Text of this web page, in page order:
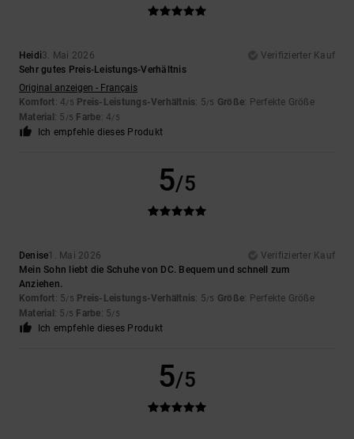
Heidi3. Mai 2026
Verifizierter Kauf
Sehr gutes Preis-Leistungs-Verhältnis
Original anzeigen - Français
Komfort: 4/5 Preis-Leistungs-Verhältnis: 5/5 Größe: Perfekte Größe
Material : 5 /5 Farbe: 4/5
Ich empfehle dieses Produkt
5/5
Denise1. Mai 2026
Verifizierter Kauf
Mein Sohn liebt die Schuhe von DC. Bequem und schnell zum
Anziehen.
Komfort: 5/5 Preis-Leistungs-Verhältnis: 5/5 Größe: Perfekte Größe
Material : 5 /5 Farbe: 5/5
Ich empfehle dieses Produkt
5/5